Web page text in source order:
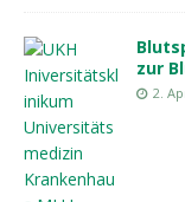
zur
2.